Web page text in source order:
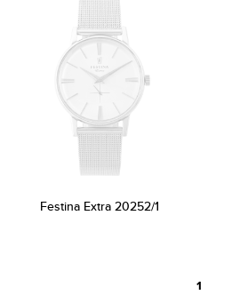
Festina Extra 20252/1
1